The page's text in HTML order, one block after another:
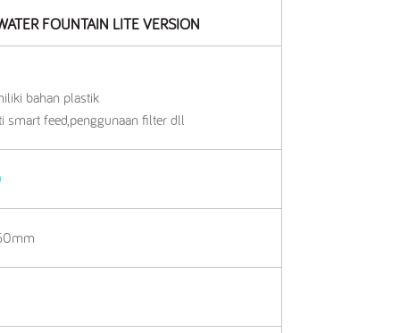
FOUNTAIN LITE VERSION
bahan plastik
smart feed,penggunaan filter dll